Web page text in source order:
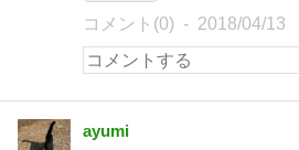
コメント(0) 2018/04/13
ayumi